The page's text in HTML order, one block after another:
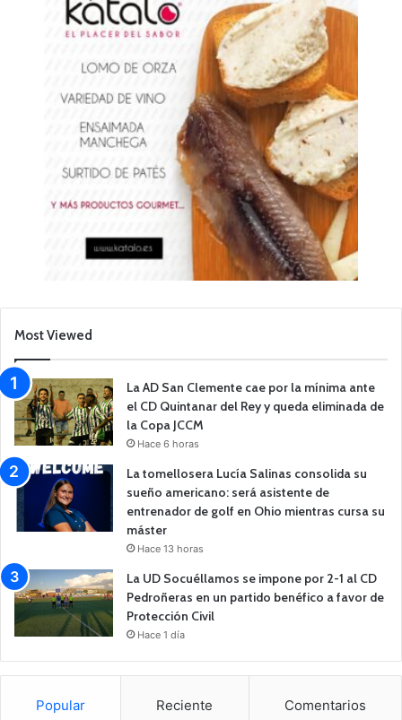
Most Viewed
La AD San Clemente cae por la mínima ante
el CD Quintanar del Rey y queda eliminada de
la Copa JCCM
Hace 6 horas
La tomellosera Lucía Salinas consolida su
sueño americano: será asistente de
entrenador de golf en Ohio mientras cursa su
máster
Hace 13 horas
La UD Socuéllamos se impone por 2-1 al CD
Pedroñeras en un partido benéfico a favor de
Protección Civil
Hace 1 día
Popular Reciente Comentarios